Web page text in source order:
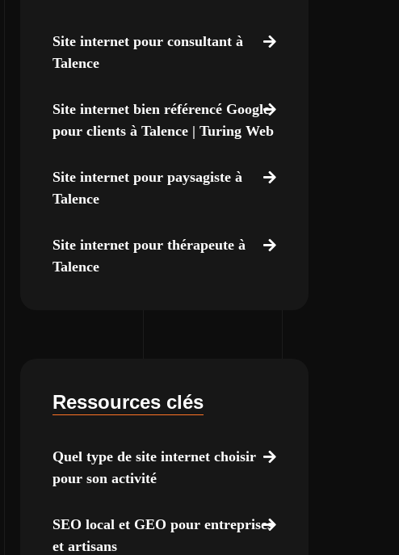
Site internet pour consultant à
Talence
Site internet bien référencé Google
pour clients à Talence | Turing Web
Site internet pour paysagiste à
Talence
Site internet pour thérapeute à
Talence
Ressources clés
Quel type de site internet choisir
pour son activité
SEO local et GEO pour entreprises
et artisans